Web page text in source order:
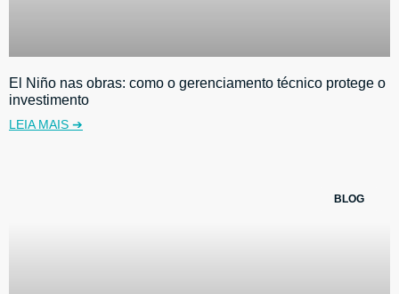
El Niño nas obras: como o gerenciamento técnico protege o
investimento
LEIA MAIS ➔
BLOG